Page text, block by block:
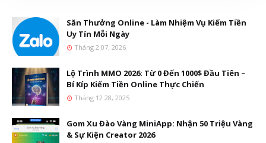
Săn Thưởng Online - Làm Nhiệm Vụ Kiếm Tiền
Uy Tín Mỗi Ngày
Tháng 2 07, 2026
Lộ Trình MMO 2026: Từ 0 Đến 1000$ Đầu Tiên –
Bí Kíp Kiếm Tiền Online Thực Chiến
Tháng 12 28, 2025
Gom Xu Đào Vàng MiniApp: Nhận 50 Triệu Vàng
& Sự Kiện Creator 2026